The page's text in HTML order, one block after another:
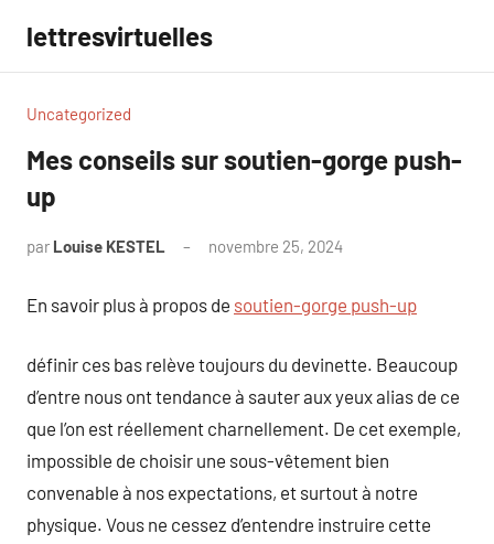
contenu
lettresvirtuelles
Uncategorized
Mes conseils sur soutien-gorge push-
up
par Louise KESTEL novembre 25, 2024
En savoir plus à propos de soutien-gorge push-up
définir ces bas relève toujours du devinette. Beaucoup
d’entre nous ont tendance à sauter aux yeux alias de ce
que l’on est réellement charnellement. De cet exemple,
impossible de choisir une sous-vêtement bien
convenable à nos expectations, et surtout à notre
physique. Vous ne cessez d’entendre instruire cette